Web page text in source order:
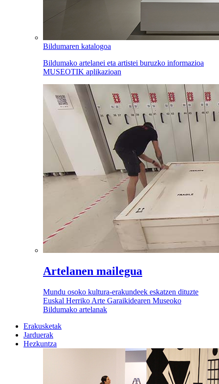
Bildumaren katalogoa
Bildumako artelanei eta artistei buruzko informazioa
MUSEOTIK aplikazioan
Artelanen mailegua
Mundu osoko kultura-erakundeek eskatzen dituzte
Euskal Herriko Arte Garaikidearen Museoko
Bildumako artelanak
Erakusketak
Jarduerak
Hezkuntza